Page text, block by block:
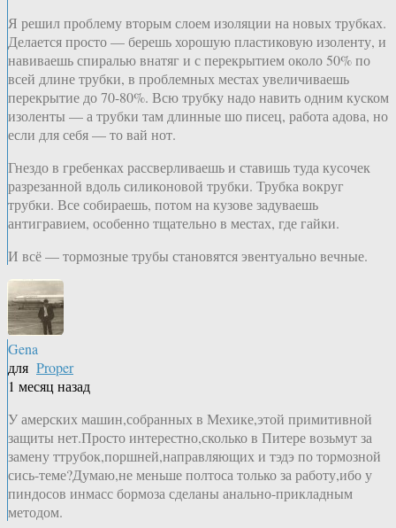
Я решил проблему вторым слоем изоляции на новых трубках.
Делается просто — берешь хорошую пластиковую изоленту, и
навиваешь спиралью внатяг и с перекрытием около 50% по
всей длине трубки, в проблемных местах увеличиваешь
перекрытие до 70-80%. Всю трубку надо навить одним куском
изоленты — а трубки там длинные шо писец, работа адова, но
если для себя — то вай нот.
Гнездо в гребенках рассверливаешь и ставишь туда кусочек
разрезанной вдоль силиконовой трубки. Трубка вокруг
трубки. Все собираешь, потом на кузове задуваешь
антигравием, особенно тщательно в местах, где гайки.
И всё — тормозные трубы становятся эвентуально вечные.
Gena
для Proper
1 месяц назад
У амерских машин,собранных в Мехике,этой примитивной
защиты нет.Просто интерестно,сколько в Питере возьмут за
замену ттрубок,поршней,направляющих и тэдэ по тормозной
сись-теме?Думаю,не меньше полтоса только за работу,ибо у
пиндосов инмасс бормоза сделаны анально-прикладным
методом.